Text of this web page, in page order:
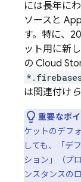
には長年に
ソースと
す。特に、
ット用に新
の Cloud
は関連付け
重要なポ
ケットのデフ
しても、「デ
ション」（プ
ンスタンスの